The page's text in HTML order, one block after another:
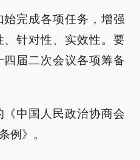
完成各项任务，增强
针对性、实效性。要
届二次会议各项筹备
中国人民政治协商会
例》。